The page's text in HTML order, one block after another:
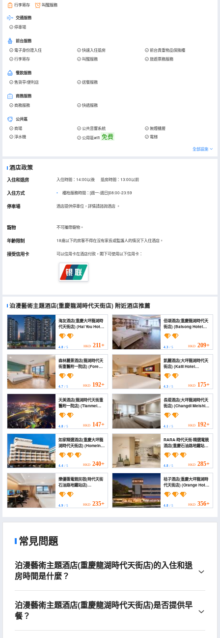
行李寄存 叫醒服務
交通服務
停車場
前台服務
電子身份證入住 快速入住退房
前台貴重物品保險櫃
行李寄存
叫醒服務 旅遊票務服務
餐飲服務
售貨亭/便利店 送餐服務
商務服務
商務服務 快遞服務
公共區
商場 公共音響系統
無煙樓層
淨水機
公用區wifi 免費 電梯
全部設施
酒店政策
入住和退房 入住時間：14:00以後 退房時間：13:00以前
入住方式 櫃枱服務時間：[週一-週日]08:00-23:59
停車場 酒店提供停車位，詳情請諮詢酒店 。
寵物 不可攜帶寵物。
年齡限制 18歲以下的房客不得在沒有家長或監護人的情況下入住酒店。
接受信用卡 可以信用卡在酒店付款，閣下可使用以下信用卡：
泊漫藝術主題酒店(重慶龍湖時代天街店) 附近酒店推薦
海友酒店(重慶大坪龍湖時
代天街店) (Hai You Hotel
(Chongqing Daping
Longhu Times Tianji
4.8 / 5 HKD 211+
佰頌酒店(重慶龍湖時代天
街店) (Baisong Hotel
(Chongqing Longhu
Shidai Tianjie store))
4.3/ 5 HKD 209+
森林麗景酒店(龍湖時代天
街重醫附一院店) (Forest
Lijing Hotel (Longhu
Times Tianjie))
4.7 / 5 HKD 192+
凱麗酒店(大坪龍湖時代天
街店) (Kaili Hotel
(Chongqing Daping
Longhu Times Tianjie
Branch))
4.3/ 5 HKD 175+
天美酒店(龍湖時代天街重
醫附一院店) (Tianmei
Hotel (Chongqing
Longhu Times Tianjie
4.8 / 5 HKD 147+
長堤酒店(大坪龍湖時代天
街店) (Changdi Meishi
Boutique Hotel)
4.1/ 5 HKD 192+
如家精選酒店(重慶大坪龍
湖時代天街店) (Homeinn
Plus Hotel (Chongqing
Daping Longhu Times
Tianjie Store))
4.4 / 5 HKD 240+
RARA·時代天街·精選電競
酒店(重慶石油路地鐵站店)
(RARA·Times
Street·Selected E-
sports Hotel)
4.8/ 5 HKD 285+
樂優匯電競民宿(時代天街
石油路地鐵站店)
(Leyouhui E-sports
Homestay (Times
Paradise Walk Shiyoulu
Subway Station))
4.9 / 5 HKD 235+
桔子酒店(重慶大坪龍湖時
代天街店) (Orange Hotel
(Chongqing Daping
Longhu Times Tianjie))
4.8/ 5 HKD 356+
常見問題
泊漫藝術主題酒店(重慶龍湖時代天街店)的入住和退
房時間是什麼？
泊漫藝術主題酒店(重慶龍湖時代天街店)是否提供早
餐？